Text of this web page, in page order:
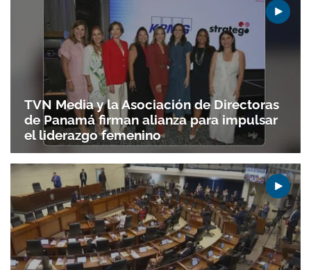
TVN Media y la Asociación de Directoras
de Panamá firman alianza para impulsar
el liderazgo femenino